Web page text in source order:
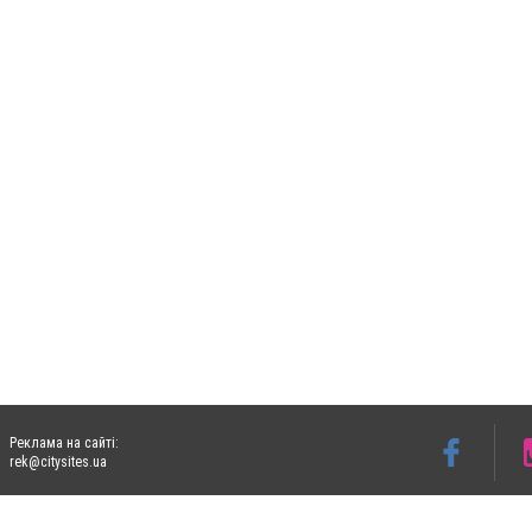
Реклама на сайті:
rek@citysites.ua